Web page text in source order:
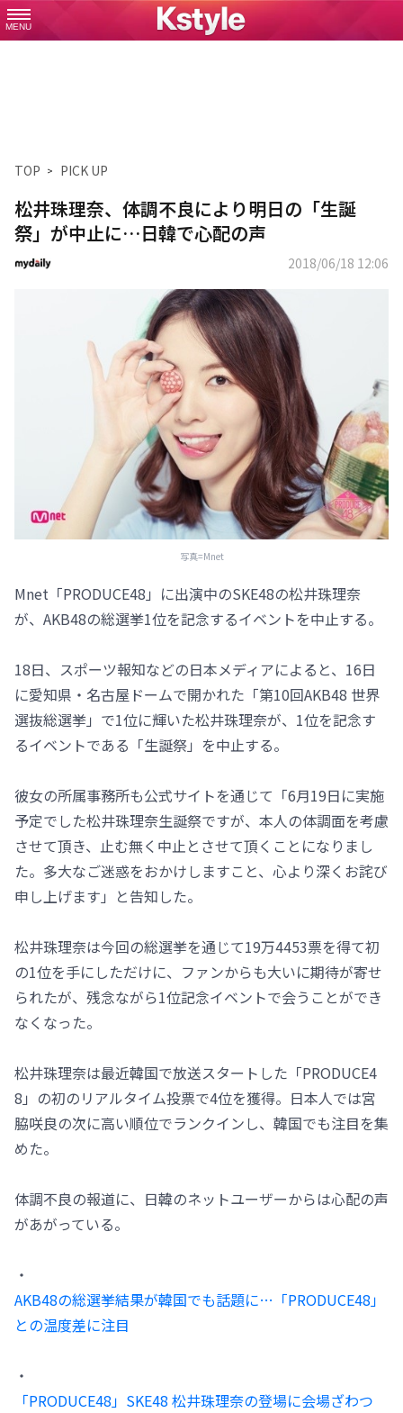
MENU
TOP PICK UP
松井珠理奈、体調不良により明日の「生誕
祭」が中止に…日韓で心配の声
2018/06/18 12:06
写真=Mnet
Mnet「PRODUCE48」に出演中のSKE48の松井珠理奈
が、AKB48の総選挙1位を記念するイベントを中止する。
18日、スポーツ報知などの日本メディアによると、16日
に愛知県・名古屋ドームで開かれた「第10回AKB48 世界
選抜総選挙」で1位に輝いた松井珠理奈が、1位を記念す
るイベントである「生誕祭」を中止する。
彼女の所属事務所も公式サイトを通じて「6月19日に実施
予定でした松井珠理奈生誕祭ですが、本人の体調面を考慮
させて頂き、止む無く中止とさせて頂くことになりまし
た。多大なご迷惑をおかけしますこと、心より深くお詫び
申し上げます」と告知した。
松井珠理奈は今回の総選挙を通じて19万4453票を得て初
の1位を手にしただけに、ファンからも大いに期待が寄せ
られたが、残念ながら1位記念イベントで会うことができ
なくなった。
松井珠理奈は最近韓国で放送スタートした「PRODUCE4
8」の初のリアルタイム投票で4位を獲得。日本人では宮
脇咲良の次に高い順位でランクインし、韓国でも注目を集
めた。
体調不良の報道に、日韓のネットユーザーからは心配の声
があがっている。
・
AKB48の総選挙結果が韓国でも話題に…「PRODUCE48」
との温度差に注目
・
「PRODUCE48」SKE48 松井珠理奈の登場に会場ざわつ